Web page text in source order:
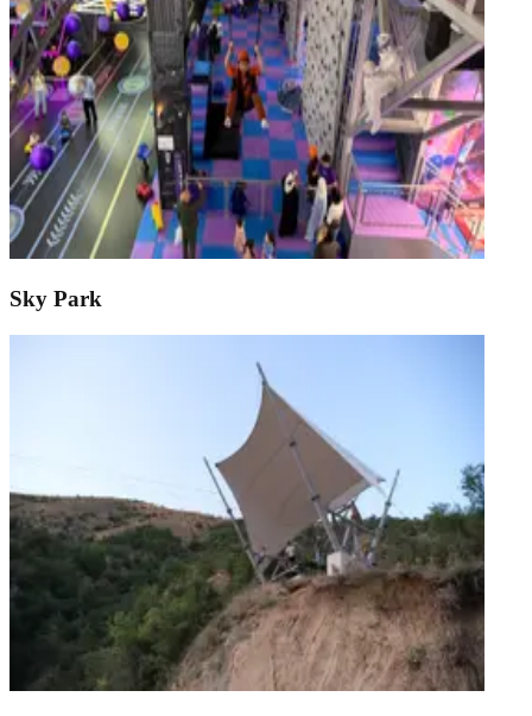
Sky Park